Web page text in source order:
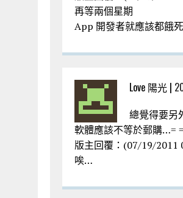
再等兩個星期
App 開發者就應該都餓
Love 陽光 |
總覺得要另
軟體應該不等於郵購…= =
版主回覆：(07/19/2011
唉…